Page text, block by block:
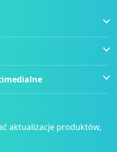
aktualizacje produktów,